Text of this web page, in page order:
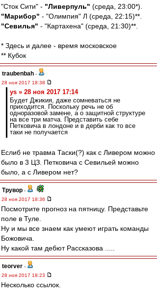
"Сток Сити" - "Ливерпуль" (среда, 23:00*).
"Марибор" - "Олимпия" Л (среда, 22:15)**.
"Севилья" - "Картахена" (среда, 21:30)**.
* Здесь и далее - время московское
** Кубок
traubenbah -
28 ноя 2017 18:38
ys » 28 ноя 2017 17:14
Будет Джикия, даже сомневаться не
приходится. Поскольку речь не об
одноразовой замене, а о защитной структуре
на все три матча. Представить себе
Петковича в лондоне и в дерби как то все
таки не получается
Еслиб не травма Таски(?) как с Ливером можно
было в 3 ЦЗ. Петковича с Севильей можно
было, а с Ливером нет?
Трувор -
28 ноя 2017 18:36
Посмотрите прогноз на пятницу. Представьте
поле в Туле.
Ну и мы все знаем как умеют играть команды
Божовича.
Ну какой там дебют Рассказова .....
teorver -
28 ноя 2017 18:23
Несколько ссылок.